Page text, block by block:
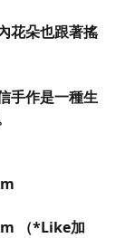
花朵也跟著搖
手作是一種生
（*Like加